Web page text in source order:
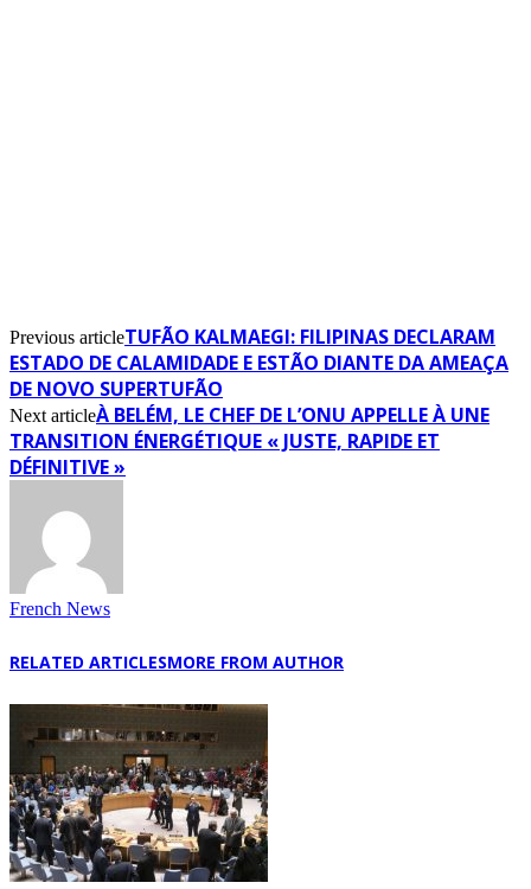
Previous articleTUFÃO KALMAEGI: FILIPINAS DECLARAM
ESTADO DE CALAMIDADE E ESTÃO DIANTE DA AMEAÇA
DE NOVO SUPERTUFÃO
Next articleÀ BELÉM, LE CHEF DE L’ONU APPELLE À UNE
TRANSITION ÉNERGÉTIQUE « JUSTE, RAPIDE ET
DÉFINITIVE »
French News
RELATED ARTICLESMORE FROM AUTHOR